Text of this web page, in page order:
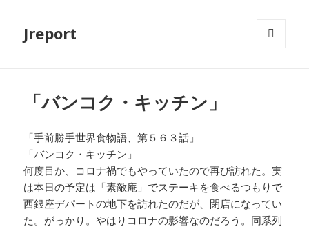
Jreport
「バンコク・キッチン」
「手前勝手世界食物語、第５６３話」
「バンコク・キッチン」
何度目か、コロナ禍でもやっていたので再び訪れた。実
は本日の予定は「素敵庵」でステーキを食べるつもりで
西銀座デパートの地下を訪れたのだが、閉店になってい
た。がっかり。やはりコロナの影響なのだろう。同系列